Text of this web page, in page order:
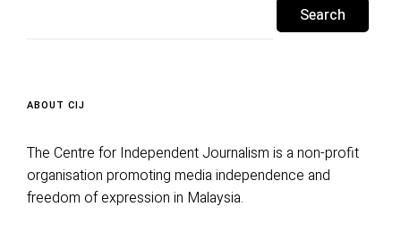
ABOUT CIJ
The Centre for Independent Journalism is a non-profit
organisation promoting media independence and
freedom of expression in Malaysia.